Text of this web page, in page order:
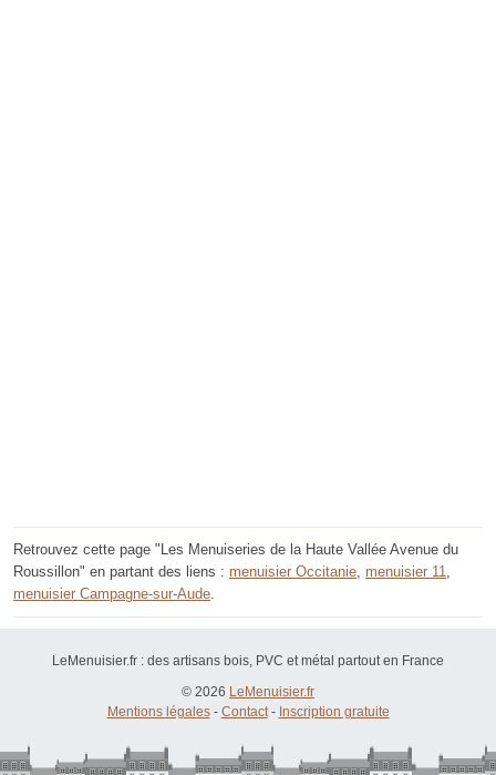
Retrouvez cette page "Les Menuiseries de la Haute Vallée Avenue du
Roussillon" en partant des liens : menuisier Occitanie, menuisier 11,
menuisier Campagne-sur-Aude.
LeMenuisier.fr : des artisans bois, PVC et métal partout en France
© 2026 LeMenuisier.fr
Mentions légales- Contact- Inscription gratuite